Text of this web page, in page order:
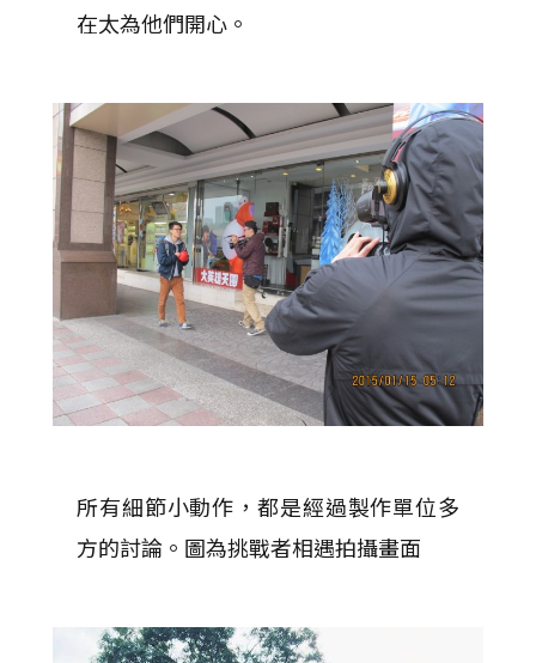
在太為他們開心。
所有細節小動作，都是經過製作單位多
方的討論。圖為挑戰者相遇拍攝畫面